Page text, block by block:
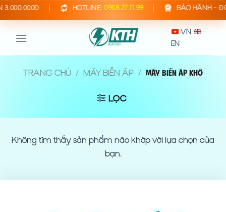
Bỏ
qua
HOTLINE:0968.27.11.99 BẢO HÀNH – ĐỔI TRẢ
VN
EN
TRANG CHỦ / MÁY BIẾN ÁP / MÁY BIẾN ÁP KHÔ
LỌC
Không tìm thấy sản phẩm nào khớp với lựa chọn của
bạn.